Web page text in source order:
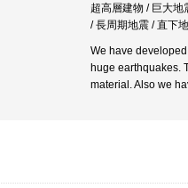
超高層建物 / 巨大地
/ 長周期地震 / 直下
We have
huge earthquakes.
material. Also we